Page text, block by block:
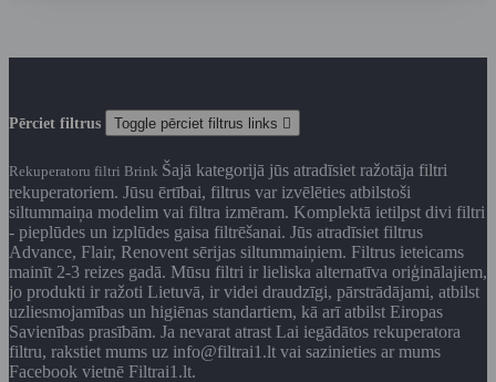
Pērciet filtrus Toggle pērciet filtrus links 
Rekuperatoru filtri Brink Šajā kategorijā jūs atradīsiet ražotāja filtri
rekuperatoriem. Jūsu ērtībai, filtrus var izvēlēties atbilstoši
siltummaiņa modelim vai filtra izmēram. Komplektā ietilpst divi filtri
- pieplūdes un izplūdes gaisa filtrēšanai. Jūs atradīsiet filtrus
Advance, Flair, Renovent sērijas siltummaiņiem. Filtrus ieteicams
mainīt 2-3 reizes gadā. Mūsu filtri ir lieliska alternatīva oriģinālajiem,
jo produkti ir ražoti Lietuvā, ir videi draudzīgi, pārstrādājami, atbilst
uzliesmojamības un higiēnas standartiem, kā arī atbilst Eiropas
Savienības prasībām. Ja nevarat atrast Lai iegādātos rekuperatora
filtru, rakstiet mums uz info@filtrai1.lt vai sazinieties ar mums
Facebook vietnē Filtrai1.lt.